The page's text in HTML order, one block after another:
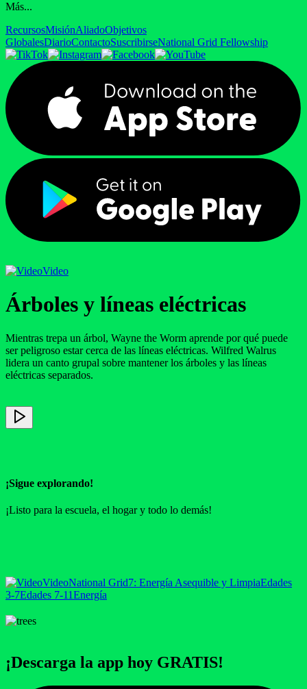
Más...
RecursosMisiónAliadoObjetivos
GlobalesDiarioContactoSuscribirseNational Grid Fellowship
Video
Árboles y líneas eléctricas
Mientras trepa un árbol, Wayne the Worm aprende por qué puede
ser peligroso estar cerca de las líneas eléctricas. Wilfred Walrus
lidera un canto grupal sobre mantener los árboles y las líneas
eléctricas separados.
¡Sigue explorando!
¡Listo para la escuela, el hogar y todo lo demás!
VideoNational Grid7: Energía Asequible y LimpiaEdades
3-7Edades 7-11Energía
¡Descarga la app hoy GRATIS!